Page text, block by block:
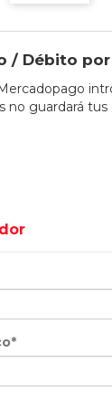
/ Débito
no guardará